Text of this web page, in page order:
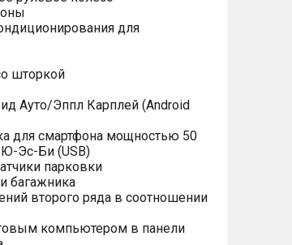
для
шторкой
Ауто/Эппл Карплей (Android
для смартфона мощностью 50
Ю-Эс-Би (USB)
парковки
багажника
второго ряда в соотношении
компьютером в панели